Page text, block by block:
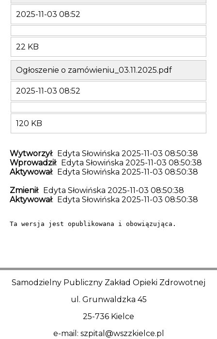
2025-11-03 08:52
22 KB
Ogłoszenie o zamówieniu_03.11.2025.pdf
2025-11-03 08:52
120 KB
Wytworzył: Edyta Słowińska 2025-11-03 08:50:38
Wprowadził: Edyta Słowińska 2025-11-03 08:50:38
Aktywował: Edyta Słowińska 2025-11-03 08:50:38
Zmienił: Edyta Słowińska 2025-11-03 08:50:38
Aktywował: Edyta Słowińska 2025-11-03 08:50:38
Ta wersja jest opublikowana i obowiązująca.
Samodzielny Publiczny Zakład Opieki Zdrowotnej
ul. Grunwaldzka 45
25-736 Kielce
e-mail: szpital@wszzkielce.pl